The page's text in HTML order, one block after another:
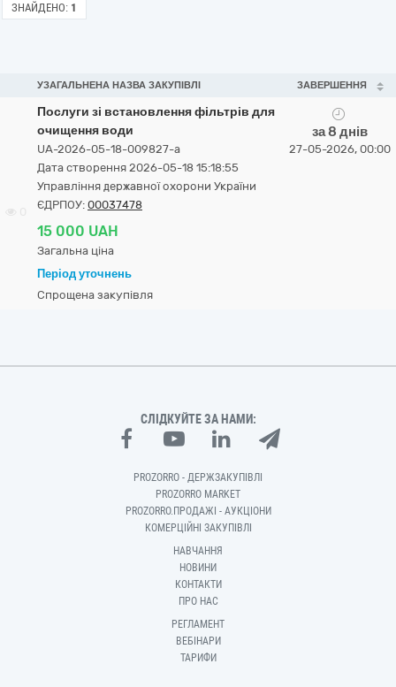
ЗНАЙДЕНО: 1
УЗАГАЛЬНЕНА НАЗВА ЗАКУПІВЛІ ЗАВЕРШЕННЯ
Послуги зі встановлення фільтрів для
очищення води
UA-2026-05-18-009827-a
Дата створення 2026-05-18 15:18:55
Управління державної охорони України
ЄДРПОУ: 00037478
15 000 UAH
Загальна ціна
Період уточнень
Спрощена закупівля
за 8 днів
27-05-2026, 00:00
СЛІДКУЙТЕ ЗА НАМИ:
PROZORRO - ДЕРЖЗАКУПІВЛІ
PROZORRO MARKET
PROZORRO.ПРОДАЖІ - АУКЦІОНИ
КОМЕРЦІЙНІ ЗАКУПІВЛІ
НАВЧАННЯ
НОВИНИ
КОНТАКТИ
ПРО НАС
РЕГЛАМЕНТ
ВЕБІНАРИ
ТАРИФИ